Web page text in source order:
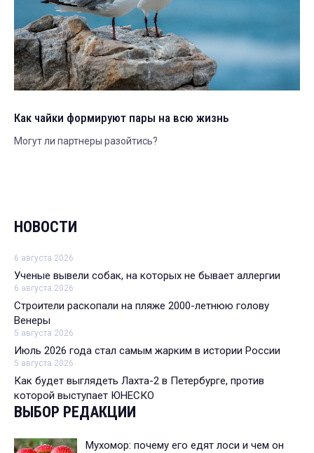
Как чайки формируют пары на всю жизнь
Могут ли партнеры разойтись?
НОВОСТИ
6 августа 2026
Ученые вывели собак, на которых не бывает аллергии
6 августа 2026
Строители раскопали на пляже 2000-летнюю голову
Венеры
5 августа 2026
Июль 2026 года стал самым жарким в истории России
5 августа 2026
Как будет выглядеть Лахта-2 в Петербурге, против
которой выступает ЮНЕСКО
ВЫБОР РЕДАКЦИИ
Мухомор: почему его едят лоси и чем он